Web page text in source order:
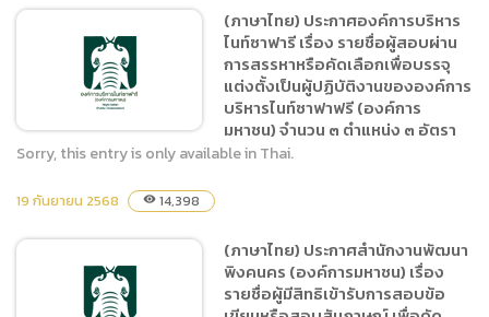
บุคคลเข้ารับการคัดเลือกเพื่อ
บรรจุแต่งตั้งเป็นผู้ปฏิบัติงาน
จำนวน ๑ ตำแหน่ง ๒ อัตรา
(ภาษาไทย) ประกาศองค์การ
บริหารไนท์ซาฟารี เรื่อง รายชื่อ
เลือกเพื่อบรรจุแต่งตั้งเป็นผู้
ปฏิบัติงานขององค์การบริหาร
(ภาษาไทย) ประกาศองค์การบริหาร
ไนท์ซาฟารี เรื่อง รายชื่อผู้สอบผ่าน
การสรรหาหรือคัดเลือกเพื่อบรรจุ
แต่งตั้งเป็นผู้ปฏิบัติงานขององค์การ
บริหารไนท์ซาฟาฟรี (องค์การ
มหาชน) จำนวน ๓ ตำแหน่ง ๓ อัตรา
Sorry, this entry is only available in Thai.
19 กันยายน 2568 visibility 14,398
(ภาษาไทย) ประกาศสำนักงานพัฒนา
พิงคนคร (องค์การมหาชน) เรื่อง
รายชื่อผู้มีสิทธิเข้ารับการสอบข้อ